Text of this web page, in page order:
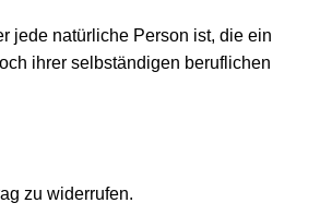
jede natürliche Person ist, die ein
ihrer selbständigen beruflichen
zu widerrufen.